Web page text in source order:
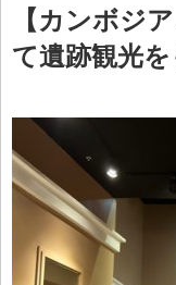
【カンボジ
て遺跡観光